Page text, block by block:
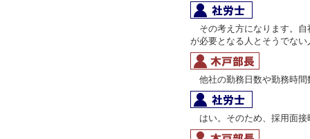
その考え方になります。自
が必要となる人とそうでな
他社の勤務日数や勤務時間
はい。そのため、採用面接